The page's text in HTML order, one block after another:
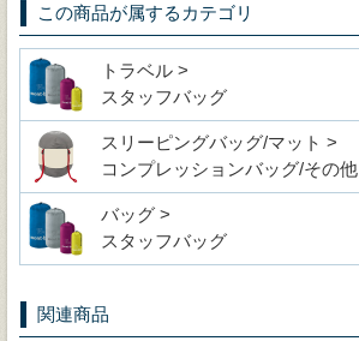
この商品が属するカテゴリ
トラベル >
スタッフバッグ
スリーピングバッグ/マット >
コンプレッションバッグ/その他
バッグ >
スタッフバッグ
関連商品